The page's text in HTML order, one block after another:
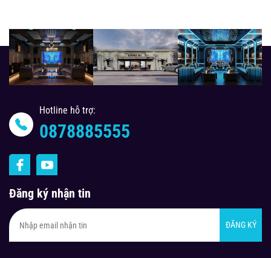
Hotline hỗ trợ:
0878885555
Đăng ký nhận tin
ĐĂNG KÝ